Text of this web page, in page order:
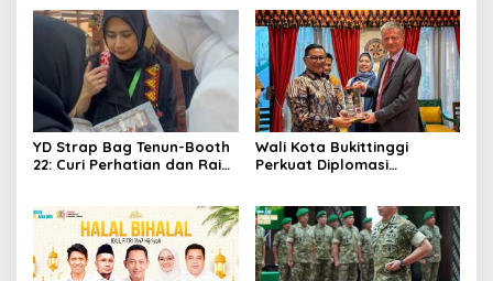
Nusantara Kian Digemari
YD Strap Bag Tenun-Booth
22: Curi Perhatian dan Raih
dengan Citra Nan Anggun
Wali Kota Bukittinggi
Perkuat Diplomasi
Sukseskan 100 Tahun Jam
Gadang